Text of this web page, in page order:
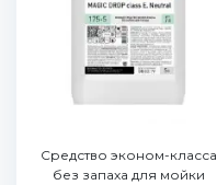
Средство эконом-класса
без запаха для мойки